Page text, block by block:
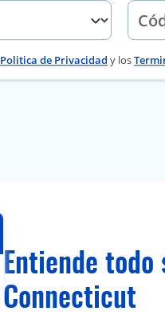
Politica de Privacidad y los
Entiende todo
Connecticut